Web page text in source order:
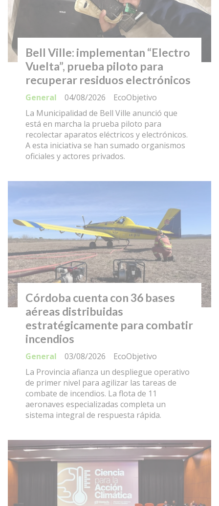
Bell Ville: implementan “Electro
Vuelta”, prueba piloto para
recuperar residuos electrónicos
EcoObjetivo
General
04/08/2026
La Municipalidad de Bell Ville anunció que
está en marcha la prueba piloto para
recolectar aparatos eléctricos y electrónicos.
A esta iniciativa se han sumado organismos
oficiales y actores privados.
Córdoba cuenta con 36 bases
aéreas distribuidas
estratégicamente para combatir
incendios
EcoObjetivo
General
03/08/2026
La Provincia afianza un despliegue operativo
de primer nivel para agilizar las tareas de
combate de incendios. La flota de 11
aeronaves especializadas completa un
sistema integral de respuesta rápida.